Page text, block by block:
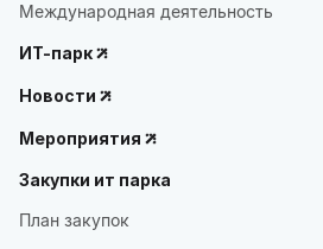
Международная деятельность
ИТ-парк
Новости
Мероприятия
Закупки ит парка
План закупок